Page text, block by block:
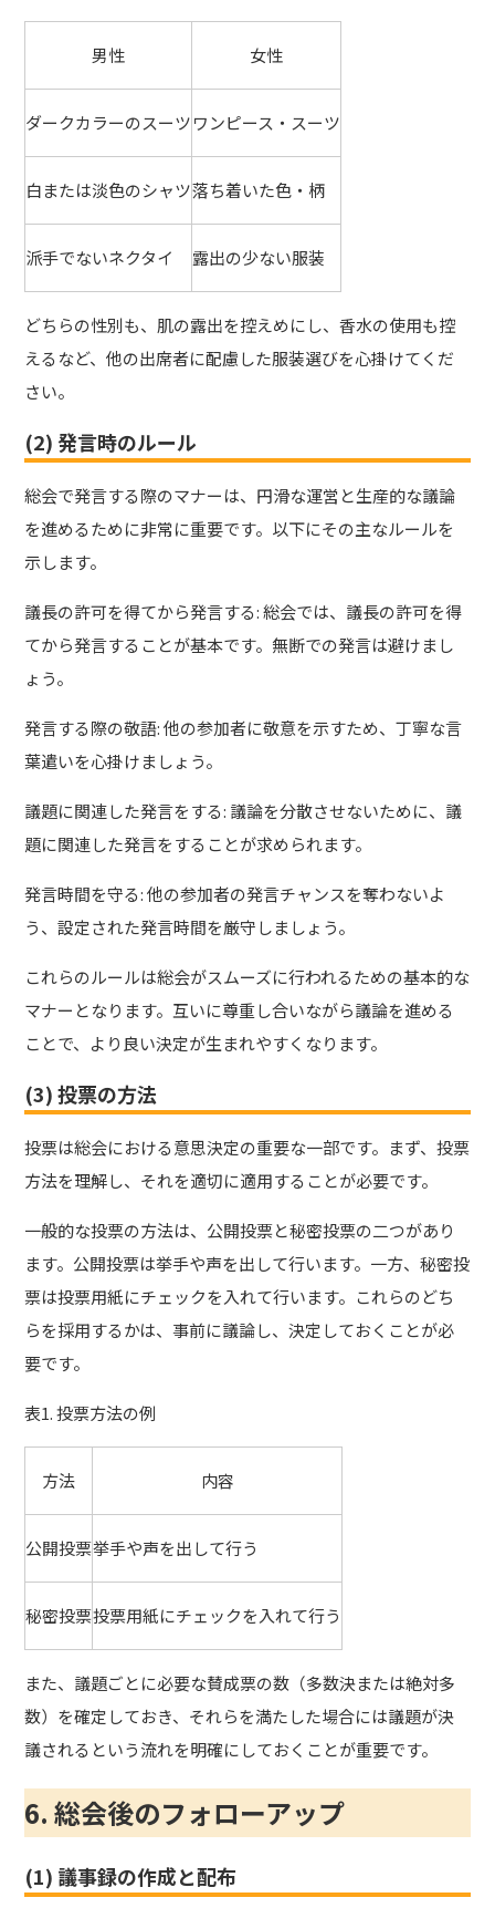
男性 女性
ダークカラーのスーツワンピース・スーツ
白または淡色のシャツ落ち着いた色・柄
派手でないネクタイ 露出の少ない服装
どちらの性別も、肌の露出を控えめにし、香水の使用も控
えるなど、他の出席者に配慮した服装選びを心掛けてくだ
さい。
(2) 発言時のルール
総会で発言する際のマナーは、円滑な運営と生産的な議論
を進めるために非常に重要です。以下にその主なルールを
示します。
議長の許可を得てから発言する: 総会では、議長の許可を得
てから発言することが基本です。無断での発言は避けまし
ょう。
発言する際の敬語: 他の参加者に敬意を示すため、丁寧な言
葉遣いを心掛けましょう。
議題に関連した発言をする: 議論を分散させないために、議
題に関連した発言をすることが求められます。
発言時間を守る: 他の参加者の発言チャンスを奪わないよ
う、設定された発言時間を厳守しましょう。
これらのルールは総会がスムーズに行われるための基本的な
マナーとなります。互いに尊重し合いながら議論を進める
ことで、より良い決定が生まれやすくなります。
(3) 投票の方法
投票は総会における意思決定の重要な一部です。まず、投票
方法を理解し、それを適切に適用することが必要です。
一般的な投票の方法は、公開投票と秘密投票の二つがあり
ます。公開投票は挙手や声を出して行います。一方、秘密投
票は投票用紙にチェックを入れて行います。これらのどち
らを採用するかは、事前に議論し、決定しておくことが必
要です。
表1. 投票方法の例
方法 内容
公開投票挙手や声を出して行う
秘密投票投票用紙にチェックを入れて行う
また、議題ごとに必要な賛成票の数（多数決または絶対多
数）を確定しておき、それらを満たした場合には議題が決
議されるという流れを明確にしておくことが重要です。
6. 総会後のフォローアップ
(1) 議事録の作成と配布